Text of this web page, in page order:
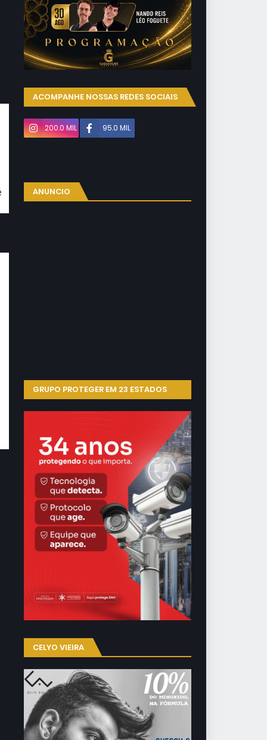
ACOMPANHE NOSSAS REDES SOCIAIS
200.0 MIL 95.0 MIL
ANUNCIO
GRUPO PROTEGER EM 23 ESTADOS
CELYO VIEIRA